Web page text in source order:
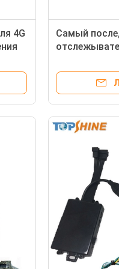
4G
Самый
автомобиля
сигнала